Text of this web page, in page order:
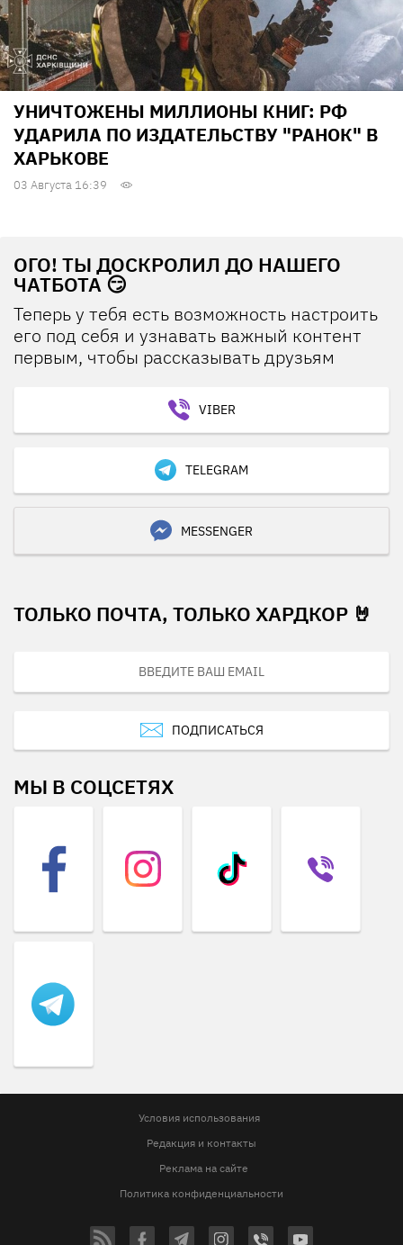
УНИЧТОЖЕНЫ МИЛЛИОНЫ КНИГ: РФ
УДАРИЛА ПО ИЗДАТЕЛЬСТВУ "РАНОК" В
ХАРЬКОВЕ
03 Августа 16:39
ОГО! ТЫ ДОСКРОЛИЛ ДО НАШЕГО
ЧАТБОТА 😏
Теперь у тебя есть возможность настроить
его под себя и узнавать важный контент
первым, чтобы рассказывать друзьям
VIBER
TELEGRAM
MESSENGER
ТОЛЬКО ПОЧТА, ТОЛЬКО ХАРДКОР 🤘
ПОДПИСАТЬСЯ
МЫ В СОЦСЕТЯХ
Условия использования
Редакция и контакты
Реклама на сайте
Политика конфиденциальности